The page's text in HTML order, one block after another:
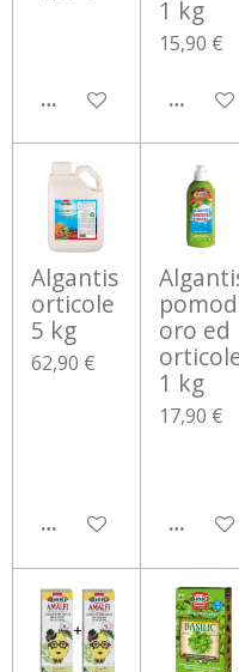
AGGIUNGI AL
1 kg
15,90 €
Algantis
orticole
5 kg
62,90 €
AGGIUNGI AL
pomod
oro ed
1 kg
17,90 €